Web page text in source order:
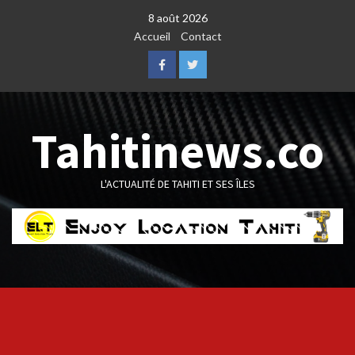
8 août 2026
Accueil
Contact
FacebookTwitter
Tahitinews.co
L'ACTUALITÉ DE TAHITI ET SES ÎLES